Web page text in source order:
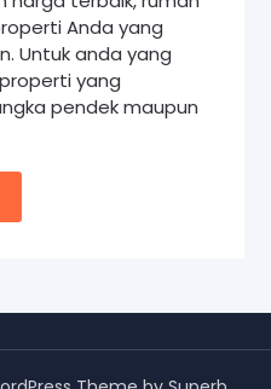
Anda yang
Untuk anda yang
yang
pendek maupun